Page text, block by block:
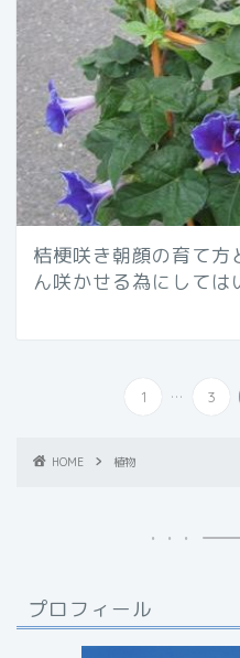
桔梗咲き朝顔の育て方
ん咲かせる為にしては
1 ... 3
HOME 植物
プロフィール